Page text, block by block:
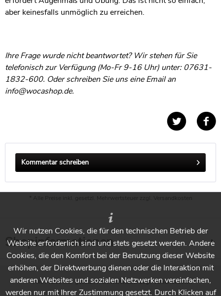
aber keinesfalls unmöglich zu erreichen.
Ihre Frage wurde nicht beantwortet? Wir stehen für Sie
telefonisch zur Verfügung (Mo-Fr 9-16 Uhr) unter: 07631-
1832-600. Oder schreiben Sie uns eine Email an
info@wocashop.de.
Kommentar schreiben
* Alle Preise inkl. gesetzl. Mehrwertsteuer zzgl. Versandkosten
Shopinformationen
* Alle Preise inkl. gesetzl. Mehrwertsteuer zzgl.Versandkosten
Wir nutzen Cookies, die für den technischen Betrieb der
Website erforderlich sind und stets gesetzt werden. Andere
Cookies, die den Komfort bei der Benutzung dieser Website
erhöhen, der Direktwerbung dienen oder die Interaktion mit
anderen Websites und sozialen Netzwerken vereinfachen,
werden nur mit Ihrer Zustimmung gesetzt. Durch Klicken auf